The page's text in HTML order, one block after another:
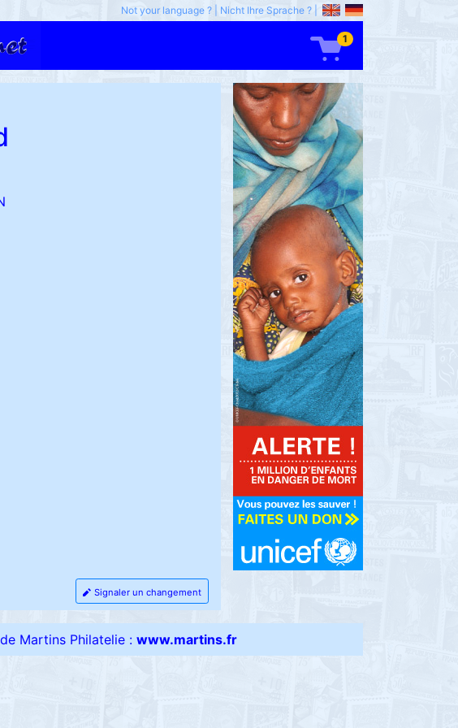
Not your language ? Nicht Ihre Sprache ?
1
Signaler un changement
Martins Philatelie : www.martins.fr